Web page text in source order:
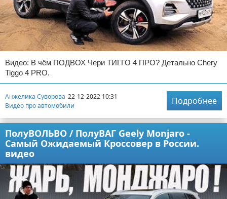
Видео: В чём ПОДВОХ Чери ТИГГО 4 ПРО? Детально Chery
Tiggo 4 PRO.
Анжелика Суворова 22-12-2022 10:31
Видео про автомобили
Подробнее
ПолуВОЛЬВО / ПолуВАГ Geely Monjaro -
Самый Ожидаемый Кроссовер в России.
видео